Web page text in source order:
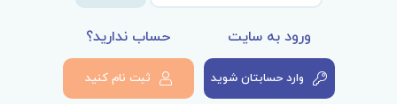
ورود به سایت
وارد حسابتان شوید
حساب ندارید؟
ثبت نام کنید